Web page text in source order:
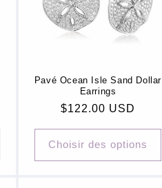
Pavé Ocean Isle Sand Dollar
Earrings
Prix
$122.00 USD
Choisir des options